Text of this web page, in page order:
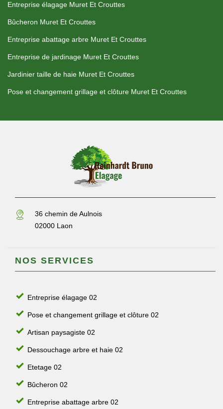
Entreprise élagage Muret Et Crouttes
Bûcheron Muret Et Crouttes
Entreprise abattage arbre Muret Et Crouttes
Entreprise de jardinage Muret Et Crouttes
Jardinier taille de haie Muret Et Crouttes
Pose et changement grillage et clôture Muret Et Crouttes
36 chemin de Aulnois
02000 Laon
NOS SERVICES
Entreprise élagage 02
Pose et changement grillage et clôture 02
Artisan paysagiste 02
Dessouchage arbre et haie 02
Etetage 02
Bûcheron 02
Entreprise abattage arbre 02